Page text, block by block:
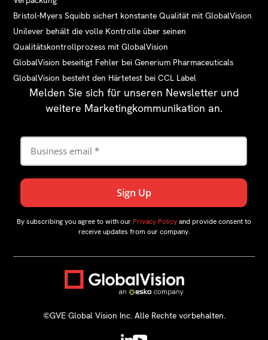
Bristol-Myers Squibb sichert konstante Qualität mit GlobalVision
Unilever behält die volle Kontrolle über seinen
Qualitätskontrollprozess mit GlobalVision
GlobalVision beseitigt Fehler bei Generium Pharmaceuticals
GlobalVision besteht den Härtetest bei CCL Label
Melden Sie sich für unseren Newsletter und
weitere Marketingkommunikation an.
By subscribing you agree to with our Privacy Policyand provide consent to
receive updates from our company.
©GVE Global Vision Inc. Alle Rechte vorbehalten.